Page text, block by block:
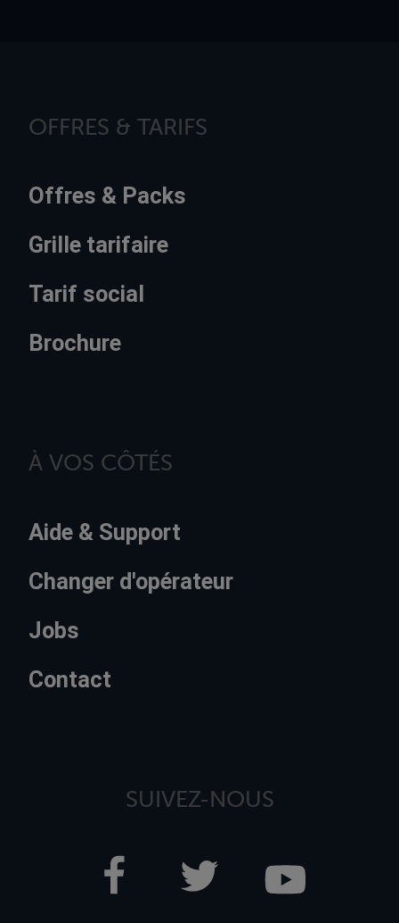
OFFRES & TARIFS
Offres & Packs
Grille tarifaire
Tarif social
Brochure
À VOS CÔTÉS
Aide & Support
Changer d'opérateur
Jobs
Contact
SUIVEZ-NOUS